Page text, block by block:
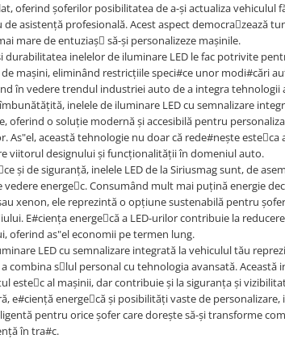
oferind șoferilor posibilitatea de a-și actualiza vehiculul
asistență profesională. Acest aspect democrazează
mare de entuziaș să-și personalizeze mașinile.
durabilitatea inelelor de iluminare LED le fac potrivite
mașini, eliminând restricțiile speci#ce unor modi#cări
în vedere trendul industriei auto de a integra tehnologii
inelele de iluminare LED cu semnalizare
oferind o soluție modernă și accesibilă pentru
As"el, această tehnologie nu doar că rede#nește esteca
viitorul designului și funcționalității în domeniul auto.
și de siguranță, inelele LED de la Siriusmag sunt, de
energec. Consumând mult mai puțină energie
xenon, ele reprezintă o opțiune sustenabilă pentru
E#ciența energecă a LED-urilor contribuie la
oferind as"el economii pe termen lung.
LED cu semnalizare integrată la vehiculul tău
combina slul personal cu tehnologia avansată. Această
estec al mașinii, dar contribuie și la siguranța și
e#ciență energecă și posibilități vaste de personalizare,
pentru orice șofer care dorește să-și transforme
în tra#c.